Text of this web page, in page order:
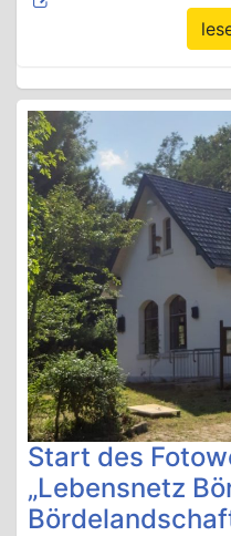
Start des
„Lebensnetz